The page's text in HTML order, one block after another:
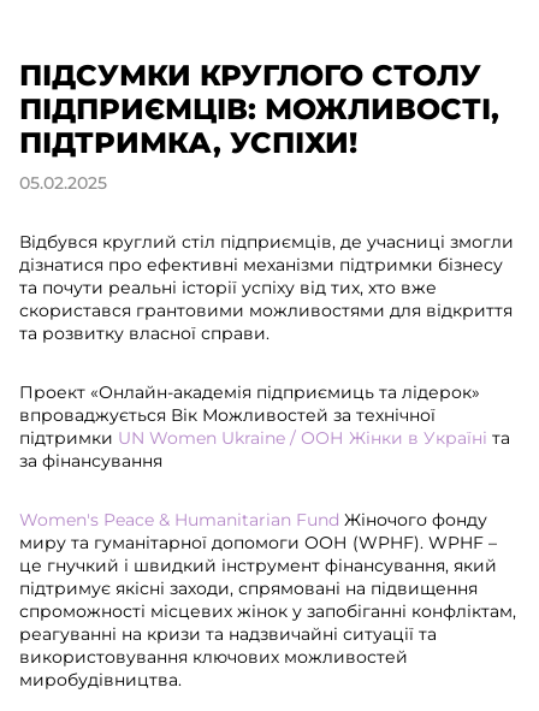
ПІДСУМКИ КРУГЛОГО СТОЛУ
ПІДПРИЄМЦІВ: МОЖЛИВОСТІ,
ПІДТРИМКА, УСПІХИ!
05.02.2025
Відбувся круглий стіл підприємців, де учасниці змогли
дізнатися про ефективні механізми підтримки бізнесу
та почути реальні історії успіху від тих, хто вже
скористався грантовими можливостями для відкриття
та розвитку власної справи.
Проект «Онлайн-академія підприємиць та лідерок»
впроваджується Вік Можливостей за технічної
підтримки UN Women Ukraine / ООН Жінки в Україні та
за фінансування
Women's Peace & Humanitarian Fund Жіночого фонду
миру та гуманітарної допомоги ООН (WPHF). WPHF –
це гнучкий і швидкий інструмент фінансування, який
підтримує якісні заходи, спрямовані на підвищення
спроможності місцевих жінок у запобіганні конфліктам,
реагуванні на кризи та надзвичайні ситуації та
використовування ключових можливостей
миробудівництва.